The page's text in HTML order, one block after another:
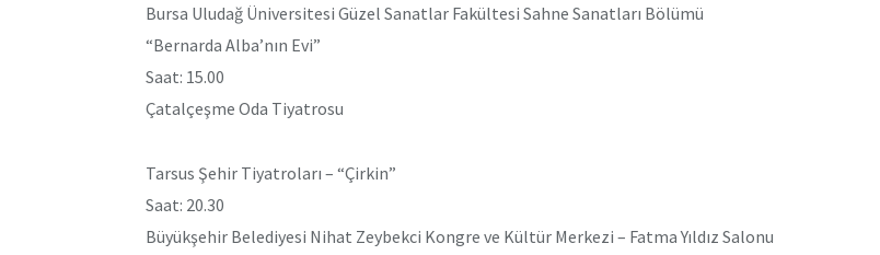
Bursa Uludağ Üniversitesi Güzel Sanatlar Fakültesi Sahne Sanatları Bölümü
“Bernarda Alba’nın Evi”
Saat: 15.00
Çatalçeşme Oda Tiyatrosu
Tarsus Şehir Tiyatroları – “Çirkin”
Saat: 20.30
Büyükşehir Belediyesi Nihat Zeybekci Kongre ve Kültür Merkezi – Fatma Yıldız Salonu